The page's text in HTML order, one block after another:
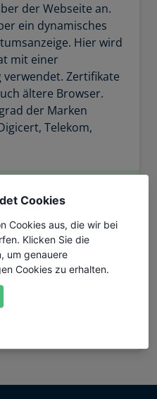
der Webseite an.
ein dynamisches
Hier wird
mit einer
Zertifikate
ältere Browser.
der Marken
Telekom,
Cookies
Cookies aus, die wir bei
Klicken Sie die
um genauere
Cookies zu erhalten.